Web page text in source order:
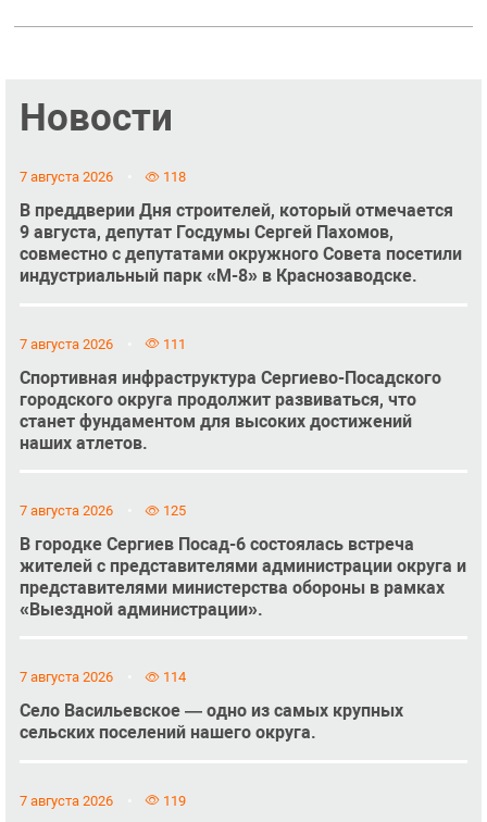
Новости
7 августа 2026 118
В преддверии Дня строителей, который отмечается
9 августа, депутат Госдумы Сергей Пахомов,
совместно с депутатами окружного Совета посетили
индустриальный парк «М-8» в Краснозаводске.
7 августа 2026 111
Спортивная инфраструктура Сергиево-Посадского
городского округа продолжит развиваться, что
станет фундаментом для высоких достижений
наших атлетов.
7 августа 2026 125
В городке Сергиев Посад-6 состоялась встреча
жителей с представителями администрации округа и
представителями министерства обороны в рамках
«Выездной администрации».
7 августа 2026 114
Село Васильевское — одно из самых крупных
сельских поселений нашего округа.
7 августа 2026 119